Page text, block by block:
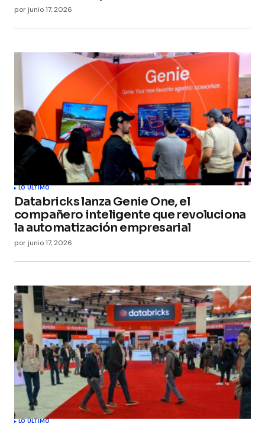
por junio 17, 2026
LO ÚLTIMO
Databricks lanza Genie One, el
compañero inteligente que revoluciona
la automatización empresarial
por junio 17, 2026
LO ÚLTIMO